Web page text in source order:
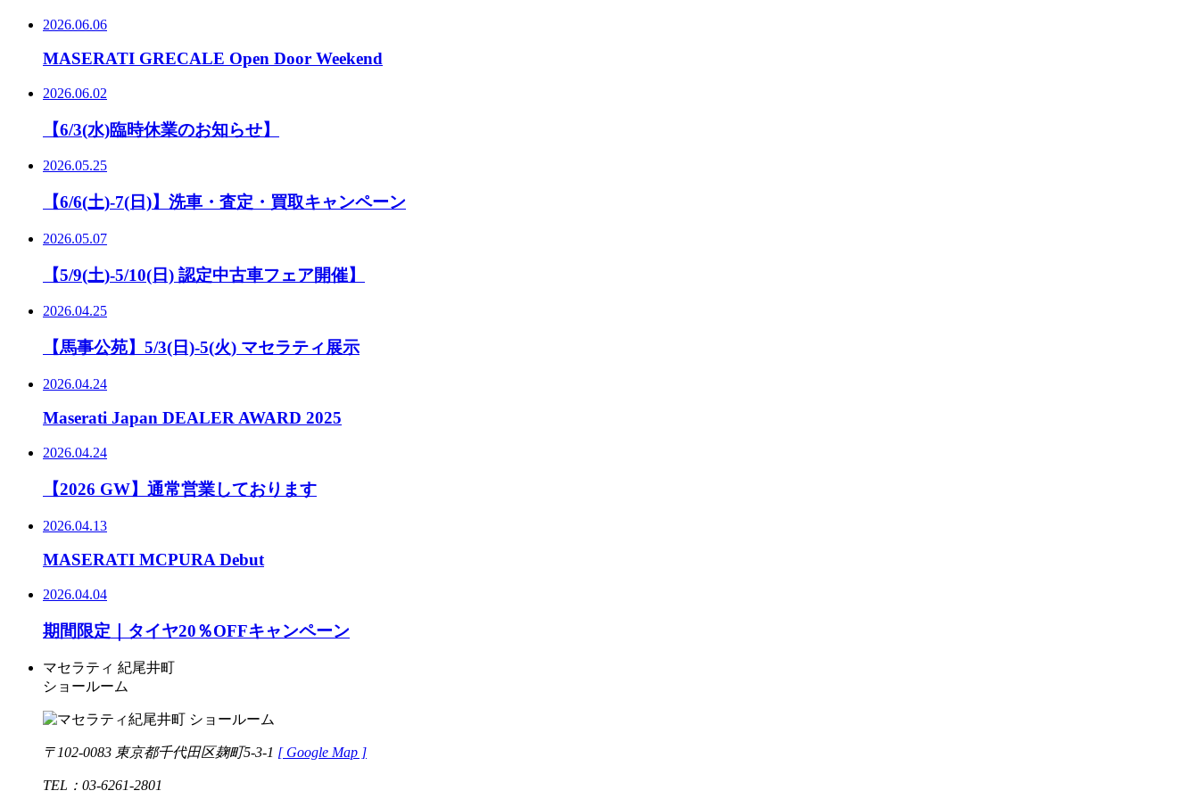
2026.06.06
MASERATI GRECALE Open Door Weekend
2026.06.02
【6/3(水)臨時休業のお知らせ】
2026.05.25
【6/6(土)-7(日)】洗車・査定・買取キャンペーン
2026.05.07
【5/9(土)-5/10(日) 認定中古車フェア開催】
2026.04.25
【馬事公苑】5/3(日)-5(火) マセラティ展示
2026.04.24
Maserati Japan DEALER AWARD 2025
2026.04.24
【2026 GW】通常営業しております
2026.04.13
MASERATI MCPURA Debut
2026.04.04
期間限定｜タイヤ20％OFFキャンペーン
マセラティ 紀尾井町
ショールーム
〒102-0083 東京都千代田区麹町5-3-1 [ Google Map ]
TEL：03-6261-2801